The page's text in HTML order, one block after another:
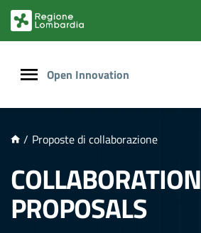
PRINCIPALE
Open Innovation
/ Proposte di collaborazione
COLLABORATION
PROPOSALS